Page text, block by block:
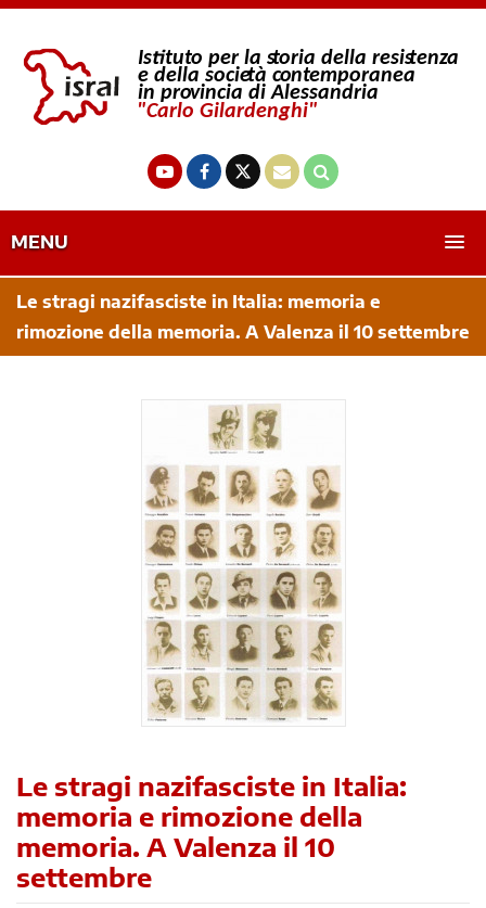
MENU
Le stragi nazifasciste in Italia: memoria e
rimozione della memoria. A Valenza il 10 settembre
Le stragi nazifasciste in Italia:
memoria e rimozione della
memoria. A Valenza il 10
settembre